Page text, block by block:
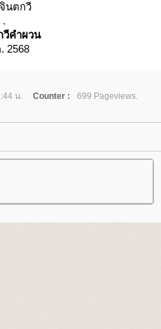
นตกวี
.
วีคำผวน
2568
น. Counter :
699 Pageviews.